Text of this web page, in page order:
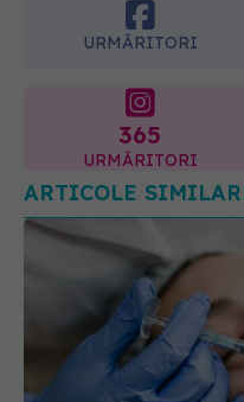
URMĂRITORI
ARTICOLE SIMILARE